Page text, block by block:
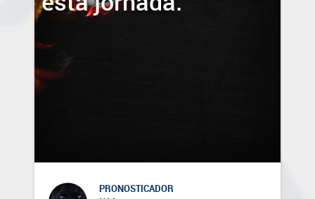
PRONOSTICADOR